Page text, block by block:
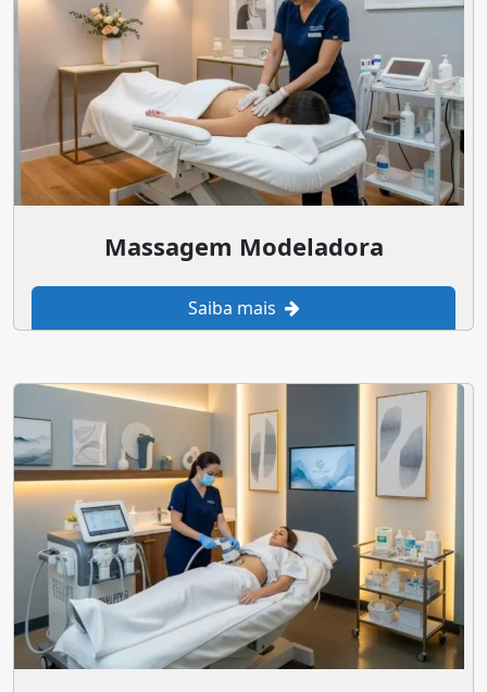
Massagem Modeladora
Saiba mais